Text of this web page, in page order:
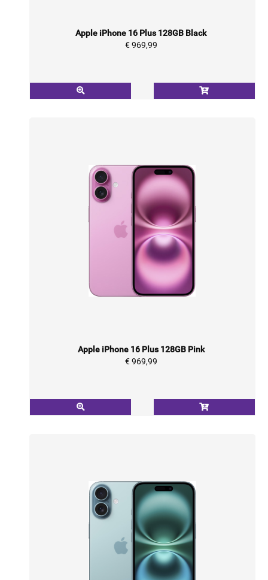
Apple iPhone 16 Plus 128GB Black
€ 969,99
Apple iPhone 16 Plus 128GB Pink
€ 969,99